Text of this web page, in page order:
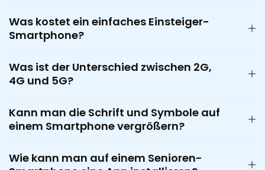
Was kostet ein einfaches Einsteiger-
Smartphone?
Was ist der Unterschied zwischen 2G,
4G und 5G?
Kann man die Schrift und Symbole auf
einem Smartphone vergrößern?
Wie kann man auf einem Senioren-